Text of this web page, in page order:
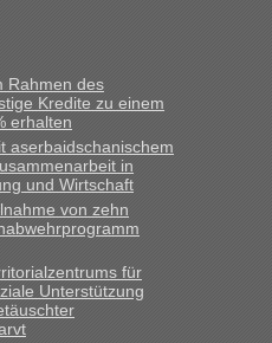
los gegen 5 Uhr in der
super bis zur Grenze. Nur
• Re: An welchem
Polen und der Ukraine
der Grenze Richtung Polen
Abfertigung ging dann
EU-Pass dabei waren“
Rahmen des
Kredite zu einem
erhalten
aserbaidschanischem
in
und Wirtschaft
von zehn
für
Unterstützung